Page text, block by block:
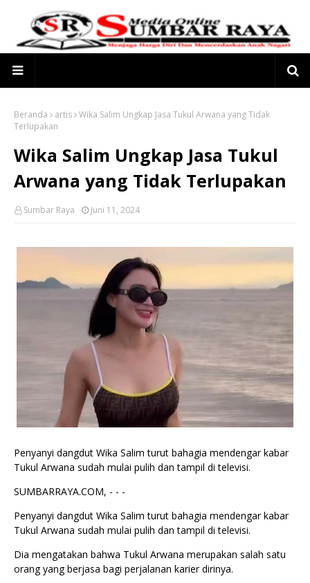
Beranda artis Wika Salim Ungkap Jasa Tukul Arwana yang Tidak
Terlupakan
Wika Salim Ungkap Jasa Tukul
Arwana yang Tidak Terlupakan
Sumbar Raya Juni 11, 2024
Penyanyi dangdut Wika Salim turut bahagia mendengar kabar
Tukul Arwana sudah mulai pulih dan tampil di televisi.
SUMBARRAYA.COM, - - -
Penyanyi dangdut Wika Salim turut bahagia mendengar kabar
Tukul Arwana sudah mulai pulih dan tampil di televisi.
Dia mengatakan bahwa Tukul Arwana merupakan salah satu
orang yang berjasa bagi perjalanan karier dirinya.